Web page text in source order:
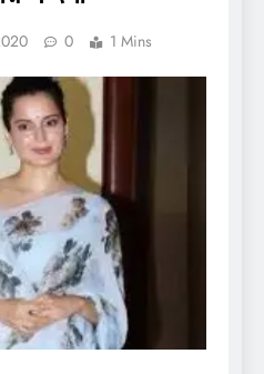
0 1 Mins